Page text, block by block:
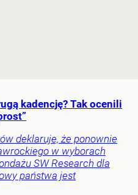
kadencję? Tak ocenili
deklaruje, że ponownie
w wyborach
SW Research dla
państwa jest